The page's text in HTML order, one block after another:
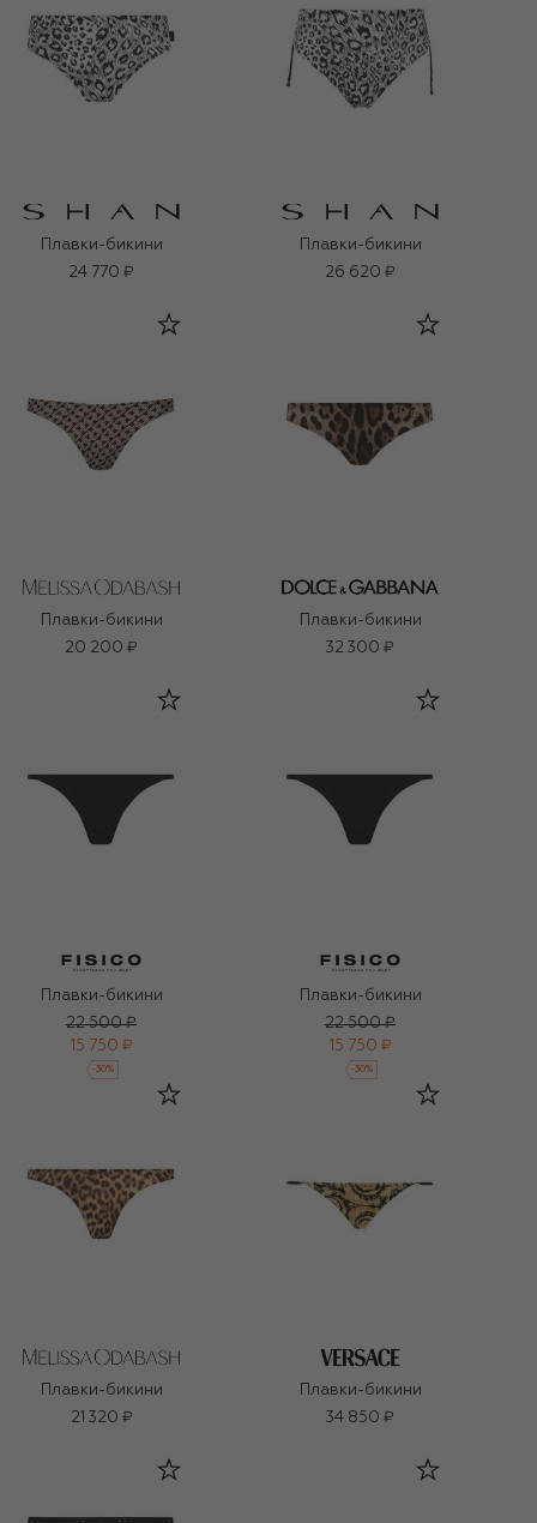
Плавки-бикини
24 770 ₽
Плавки-бикини
26 620 ₽
Плавки-бикини
20 200 ₽
Плавки-бикини
32 300 ₽
Плавки-бикини
22 500 ₽
15 750 ₽
-30%
Плавки-бикини
22 500 ₽
15 750 ₽
-30%
Плавки-бикини
21 320 ₽
Плавки-бикини
34 850 ₽